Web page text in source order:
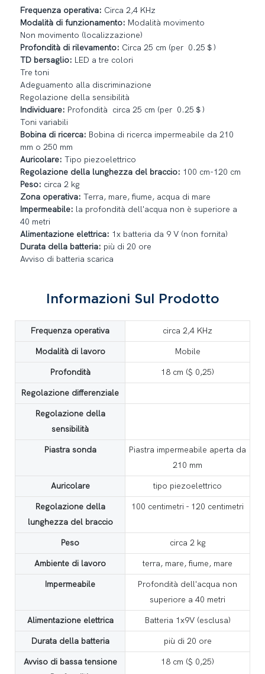
Frequenza operativa: Circa 2,4 KHz
Modalità di funzionamento: Modalità movimento
Non movimento (localizzazione)
Profondità di rilevamento: Circa 25 cm (per 0.25＄)
TD bersaglio: LED a tre colori
Tre toni
Adeguamento alla discriminazione
Regolazione della sensibilità
Individuare: Profondità circa 25 cm (per 0.25＄)
Toni variabili
Bobina di ricerca: Bobina di ricerca impermeabile da 210
mm o 250 mm
Auricolare: Tipo piezoelettrico
Regolazione della lunghezza del braccio: 100 cm-120 cm
Peso: circa 2 kg
Zona operativa: Terra, mare, fiume, acqua di mare
Impermeabile: la profondità dell'acqua non è superiore a
40 metri
Alimentazione elettrica: 1x batteria da 9 V (non fornita)
Durata della batteria: più di 20 ore
Avviso di batteria scarica
Informazioni Sul Prodotto
Frequenza operativa circa 2,4 KHz
Modalità di lavoro Mobile
Profondità 18 cm ($ 0,25)
Regolazione differenziale
Regolazione della
sensibilità
Piastra sonda
Piastra impermeabile aperta da
210 mm
Auricolare tipo piezoelettrico
Regolazione della
lunghezza del braccio
100 centimetri - 120 centimetri
Peso circa 2 kg
Ambiente di lavoro terra, mare, fiume, mare
Impermeabile
Profondità dell'acqua non
superiore a 40 metri
Alimentazione elettrica Batteria 1x9V (esclusa)
Durata della batteria più di 20 ore
Avviso di bassa tensione
18 cm ($ 0,25)